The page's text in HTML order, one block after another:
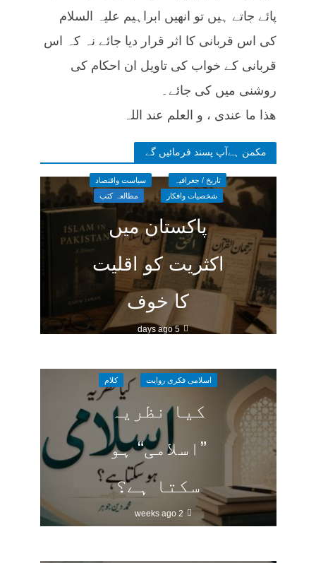
پائے جاتے ہیں تو انھیں ابراہیم علیہ السلام
کی اس قربانی کا اثر قرار دیا جائے نہ کہ اس
قربانی کے خواب کی تاویل ان احکام کی
روشنی میں کی جائے۔
ھذا ما عندی ، و العلم عند اللہ
مکمن ہےآپ پسند فرمائیں گے
تاریخ / جغرافیہ
سیاست واقتصاد
شخصیات وافکار
مطالعہ کتب
پاکستان میں
اکثریت کو اقلیت
کا خوف
5 days ago
اسلامی فکری روایت کلام
کیا نظریہ
”اسلامی“ ہو
سکتا ہے؟
2 weeks ago